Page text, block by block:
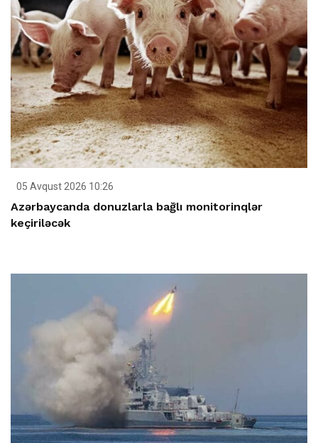
05 Avqust 2026 10:26
Azərbaycanda donuzlarla bağlı monitorinqlər
keçiriləcək